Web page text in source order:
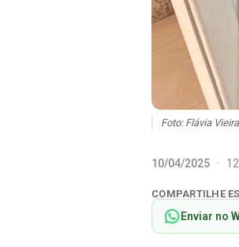
Foto: Flávia
10/04/2025 ·
COMPARTILHE
Enviar no